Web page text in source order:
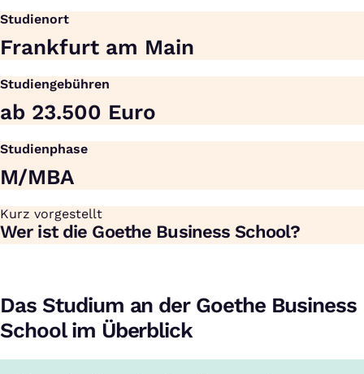
Studienort
Frankfurt am Main
Studiengebühren
ab 23.500 Euro
Studienphase
M/MBA
Kurz vorgestellt
:
Wer ist die Goethe Business School?
Das Studium an der Goethe Business
School im Überblick